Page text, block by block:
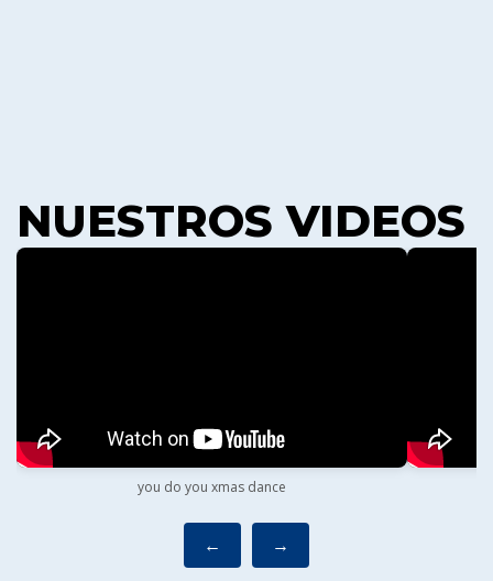
NUESTROS VIDEOS
you do you xmas dance
← →